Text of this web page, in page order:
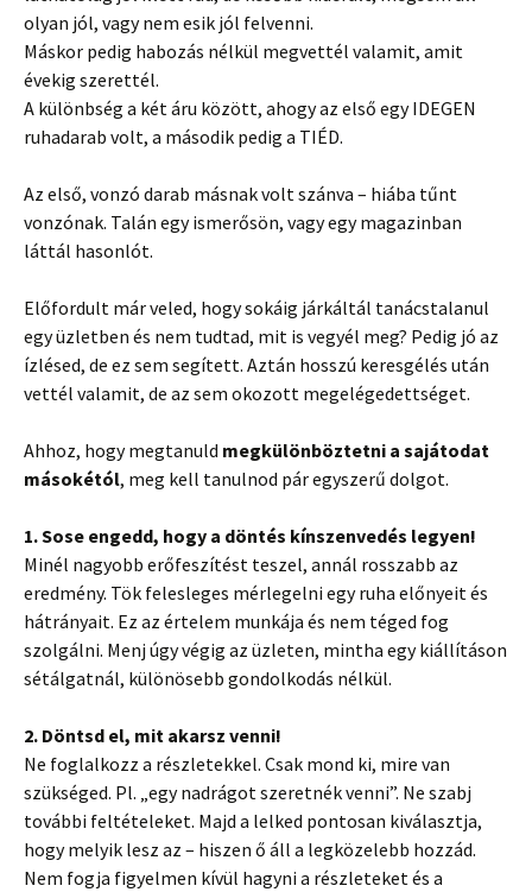
olyan jól, vagy nem esik jól felvenni.
Máskor pedig habozás nélkül megvettél valamit, amit
évekig szerettél.
A különbség a két áru között, ahogy az első egy IDEGEN
ruhadarab volt, a második pedig a TIÉD.
Az első, vonzó darab másnak volt szánva – hiába tűnt
vonzónak. Talán egy ismerősön, vagy egy magazinban
láttál hasonlót.
Előfordult már veled, hogy sokáig járkáltál tanácstalanul
egy üzletben és nem tudtad, mit is vegyél meg? Pedig jó az
ízlésed, de ez sem segített. Aztán hosszú keresgélés után
vettél valamit, de az sem okozott megelégedettséget.
Ahhoz, hogy megtanuld megkülönböztetni a sajátodat
másokétól, meg kell tanulnod pár egyszerű dolgot.
1. Sose engedd, hogy a döntés kínszenvedés legyen!
Minél nagyobb erőfeszítést teszel, annál rosszabb az
eredmény. Tök felesleges mérlegelni egy ruha előnyeit és
hátrányait. Ez az értelem munkája és nem téged fog
szolgálni. Menj úgy végig az üzleten, mintha egy kiállításon
sétálgatnál, különösebb gondolkodás nélkül.
2. Döntsd el, mit akarsz venni!
Ne foglalkozz a részletekkel. Csak mond ki, mire van
szükséged. Pl. „egy nadrágot szeretnék venni”. Ne szabj
további feltételeket. Majd a lelked pontosan kiválasztja,
hogy melyik lesz az – hiszen ő áll a legközelebb hozzád.
Nem fogja figyelmen kívül hagyni a részleteket és a